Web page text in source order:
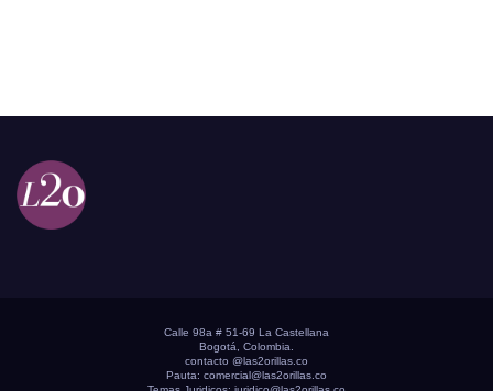
Calle 98a # 51-69 La Castellana
Bogotá, Colombia.
contacto @las2orillas.co
Pauta: comercial@las2orillas.co